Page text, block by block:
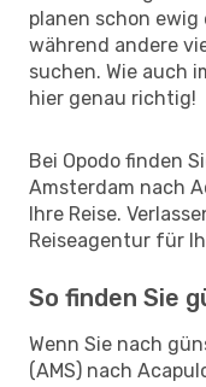
planen schon ewig
während andere
suchen. Wie auch
hier genau richtig!
Bei Opodo finden
Amsterdam nach
Ihre Reise.
Reiseagentur für
So finden Sie
Wenn Sie nach
(AMS) nach